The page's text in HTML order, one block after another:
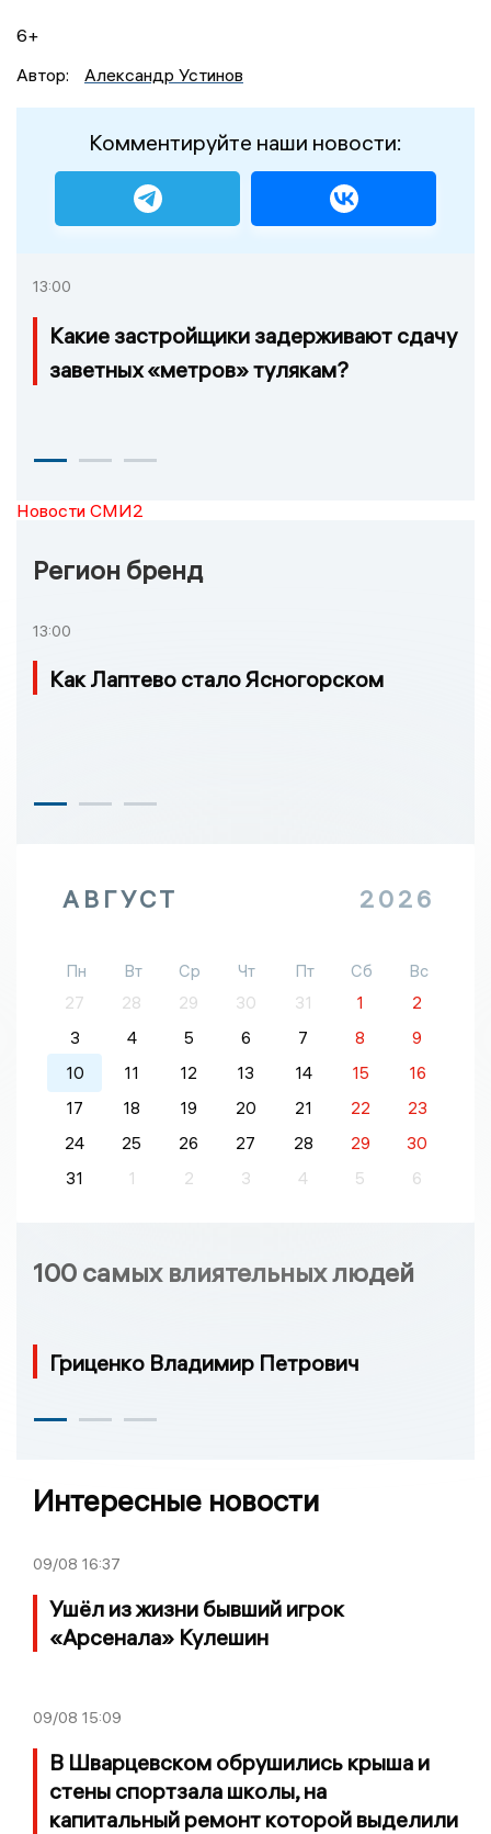
6+
Автор:
Александр Устинов
Комментируйте наши новости:
13:00
Какие застройщики задерживают сдачу
заветных «метров» тулякам?
Новости СМИ2
Регион бренд
13:00
Как Лаптево стало Ясногорском
АВГУСТ 2026
Пн Вт Ср Чт Пт Сб
Вс
27
28 29 30 31 1
2
3
4 5 6 7 8
9
10
11 12 13 14 15
16
17
18 19 20 21 22
23
24
25 26 27 28 29
30
31
1 2 3 4 5 6
100 самых влиятельных людей
Гриценко Владимир Петрович
Интересные новости
09/08 16:37
Ушёл из жизни бывший игрок
«Арсенала» Кулешин
09/08 15:09
В Шварцевском обрушились крыша и
стены спортзала школы, на
капитальный ремонт которой выделили